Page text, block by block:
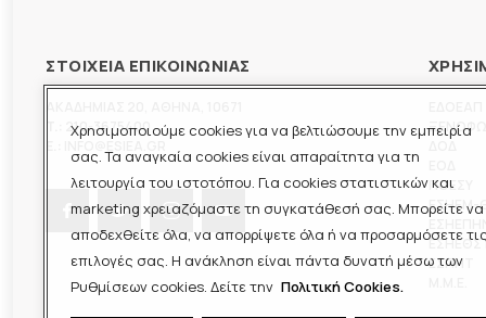
Χρησιμοποιούμε cookies για να βελτιώσουμε την εμπειρία
σας. Τα αναγκαία cookies είναι απαραίτητα για τη
λειτουργία του ιστοτόπου. Για cookies στατιστικών και
marketing χρειαζόμαστε τη συγκατάθεσή σας. Μπορείτε να
αποδεχθείτε όλα, να απορρίψετε όλα ή να προσαρμόσετε τις
επιλογές σας. Η ανάκληση είναι πάντα δυνατή μέσω των
Ρυθμίσεων cookies. Δείτε την Πολιτική Cookies.
ΣΤΟΙΧΕΙΑ ΕΠΙΚΟΙΝΩΝΙΑΣ
210-3675400
ΠΟΕΣΥ
ΕΣΗΕΜ-Θ
ΕΣΠΗΤ